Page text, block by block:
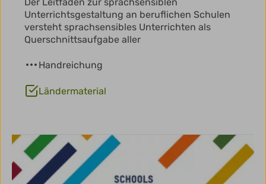
Unterrichtsgestaltung an beruflichen Schulen
versteht sprachsensibles Unterrichten als
Querschnittsaufgabe aller
Handreichung
Ländermaterial